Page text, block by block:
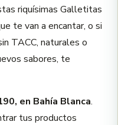
riquísimas Galletitas
te van a encantar, o si
TACC, naturales o
sabores, te
en Bahía Blanca.
tus productos